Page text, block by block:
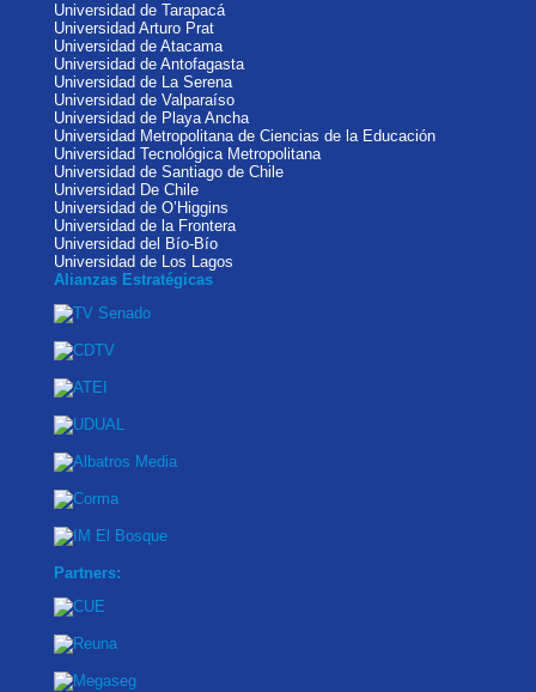
Universidad de Tarapacá
Universidad Arturo Prat
Universidad de Atacama
Universidad de Antofagasta
Universidad de La Serena
Universidad de Valparaíso
Universidad de Playa Ancha
Universidad Metropolitana de Ciencias de la Educación
Universidad Tecnológica Metropolitana
Universidad de Santiago de Chile
Universidad De Chile
Universidad de O’Higgins
Universidad de la Frontera
Universidad del Bío-Bío
Universidad de Los Lagos
Alianzas Estratégicas
Partners: